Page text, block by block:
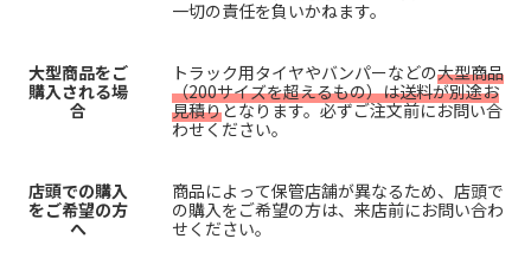
一切の責任を負いかねます。
大型商品をご
購入される場
合
トラック用タイヤやバンパーなどの大型商品
（200サイズを超えるもの）は送料が別途お
見積りとなります。必ずご注文前にお問い合
わせください。
店頭での購入
をご希望の方
へ
商品によって保管店舗が異なるため、店頭で
の購入をご希望の方は、来店前にお問い合わ
せください。